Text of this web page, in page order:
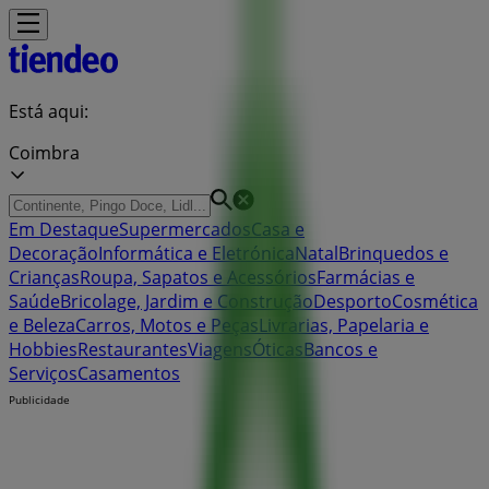
Está aqui:
Coimbra
Em DestaqueSupermercadosCasa e
DecoraçãoInformática e EletrónicaNatalBrinquedos e
CriançasRoupa, Sapatos e AcessóriosFarmácias e
SaúdeBricolage, Jardim e ConstruçãoDesportoCosmética
e BelezaCarros, Motos e PeçasLivrarias, Papelaria e
HobbiesRestaurantesViagensÓticasBancos e
ServiçosCasamentos
Publicidade